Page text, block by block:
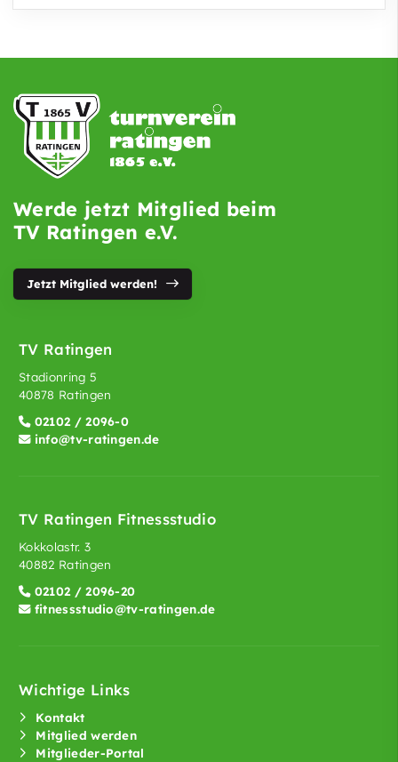
Werde jetzt Mitglied beim
TV Ratingen e.V.
Jetzt Mitglied werden!
TV Ratingen
Stadionring 5
40878 Ratingen
02102 / 2096-0
info@tv-ratingen.de
TV Ratingen Fitnessstudio
Kokkolastr. 3
40882 Ratingen
02102 / 2096-20
fitnessstudio@tv-ratingen.de
Wichtige Links
Kontakt
Mitglied werden
Mitglieder-Portal